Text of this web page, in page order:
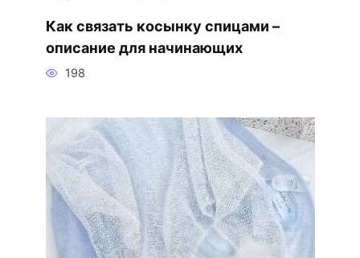
Как связать косынку спицами –
описание для начинающих
198